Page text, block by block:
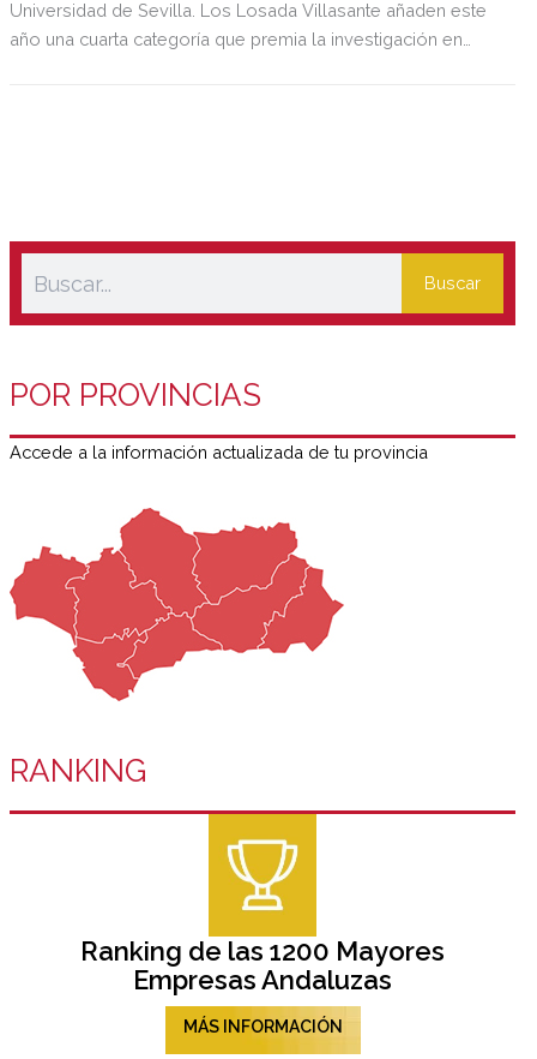
Universidad de Sevilla. Los Losada Villasante añaden este
año una cuarta categoría que premia la investigación en
Buscar
POR PROVINCIAS
Accede a la información actualizada de tu provincia
RANKING
Ranking de las 1200 Mayores
Empresas Andaluzas
MÁS INFORMACIÓN